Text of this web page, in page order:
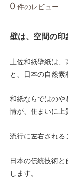
0 件のレビュー
壁は、空間の印
土佐和紙壁紙は、
と、日本の自然素
和紙ならではのや
情が、住まいに上
流行に左右される
日本の伝統技術
します。